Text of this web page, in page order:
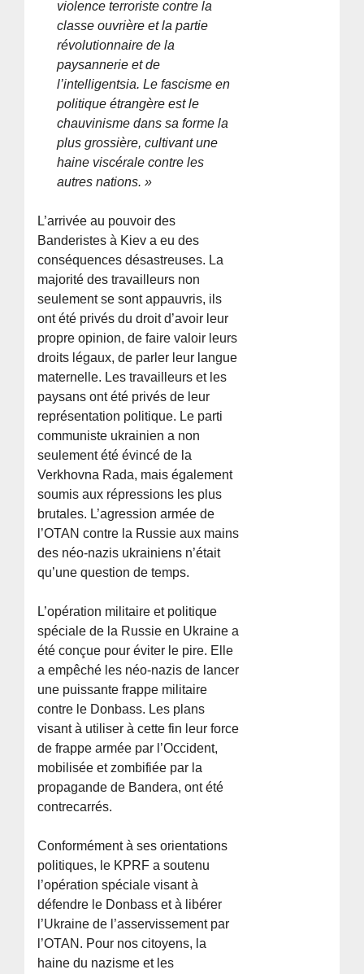
violence terroriste contre la
classe ouvrière et la partie
révolutionnaire de la
paysannerie et de
l’intelligentsia. Le fascisme en
politique étrangère est le
chauvinisme dans sa forme la
plus grossière, cultivant une
haine viscérale contre les
autres nations. »
L’arrivée au pouvoir des
Banderistes à Kiev a eu des
conséquences désastreuses. La
majorité des travailleurs non
seulement se sont appauvris, ils
ont été privés du droit d’avoir leur
propre opinion, de faire valoir leurs
droits légaux, de parler leur langue
maternelle. Les travailleurs et les
paysans ont été privés de leur
représentation politique. Le parti
communiste ukrainien a non
seulement été évincé de la
Verkhovna Rada, mais également
soumis aux répressions les plus
brutales. L’agression armée de
l’OTAN contre la Russie aux mains
des néo-nazis ukrainiens n’était
qu’une question de temps.
L’opération militaire et politique
spéciale de la Russie en Ukraine a
été conçue pour éviter le pire. Elle
a empêché les néo-nazis de lancer
une puissante frappe militaire
contre le Donbass. Les plans
visant à utiliser à cette fin leur force
de frappe armée par l’Occident,
mobilisée et zombifiée par la
propagande de Bandera, ont été
contrecarrés.
Conformément à ses orientations
politiques, le KPRF a soutenu
l’opération spéciale visant à
défendre le Donbass et à libérer
l’Ukraine de l’asservissement par
l’OTAN. Pour nos citoyens, la
haine du nazisme et les